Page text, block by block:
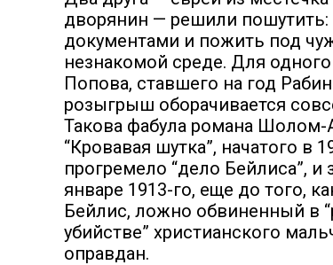
дворянин — решили пошутить:
документами и пожить под
незнакомой среде. Для одного
Попова, ставшего на год
розыгрыш оборачивается
Такова фабула романа Шолом-
“Кровавая шутка”, начатого в
прогремело “дело Бейлиса”, и
январе 1913-го, еще до того,
Бейлис, ложно обвиненный в
убийстве” христианского
оправдан.